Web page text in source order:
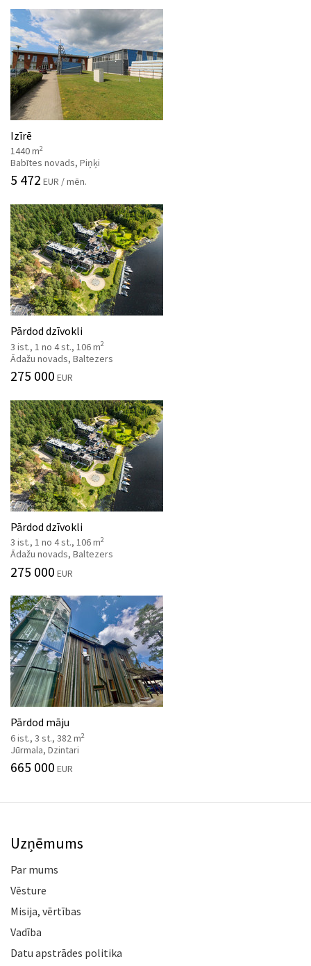
Izīrē
1440 m2
Babītes novads, Piņķi
5 472 EUR / mēn.
Pārdod dzīvokli
3 ist., 1 no 4 st., 106 m2
Ādažu novads, Baltezers
275 000 EUR
Pārdod dzīvokli
3 ist., 1 no 4 st., 106 m2
Ādažu novads, Baltezers
275 000 EUR
Pārdod māju
6 ist., 3 st., 382 m2
Jūrmala, Dzintari
665 000 EUR
Uzņēmums
Par mums
Vēsture
Misija, vērtības
Vadība
Datu apstrādes politika